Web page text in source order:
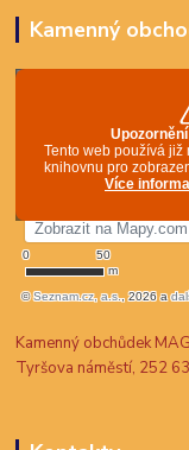
Kamenný
Kamenný obchůdek
Tyršova náměstí, 252